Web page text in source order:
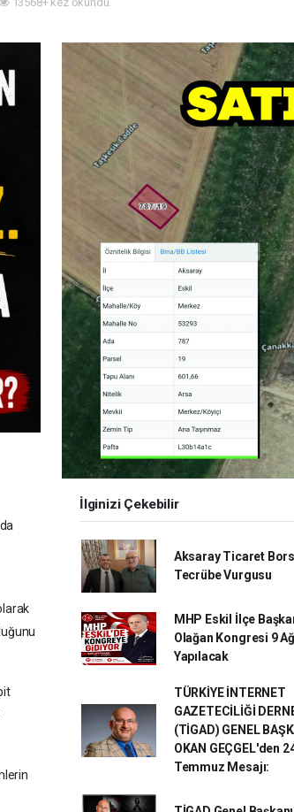
İlginizi Çekebilir
Aksaray Ticaret
Tecrübe Vurgusu
MHP Eskil İlçe
Olağan Kongresi 9
Yapılacak
TÜRKİYE İNTERNET
GAZETECİLİĞİ
(TİGAD) GENEL
OKAN GEÇGEL'den
Temmuz Mesajı: